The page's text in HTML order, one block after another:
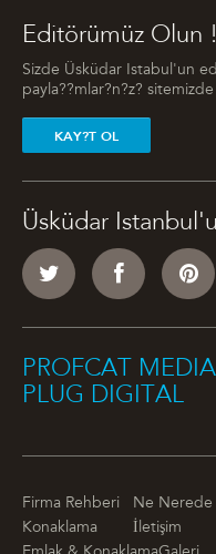
Editörümüz Olun
Sizde Üsküdar Istabul'un
payla??mlar?n?z?
KAY?T OL
Üsküdar
PROFCAT MEDIA
PLUG DIGITAL
Firma Rehberi
Ne Nerede
Konaklama
İletişim